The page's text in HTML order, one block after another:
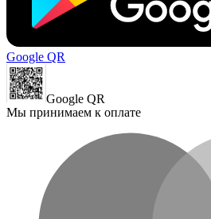
Google QR
Google QR
Мы принимаем к оплате